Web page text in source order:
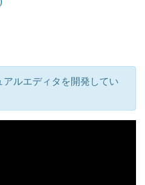
ルエディタを開発してい